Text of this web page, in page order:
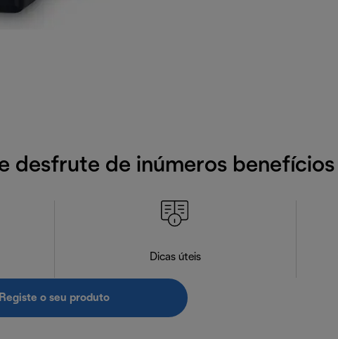
desfrute de inúmeros benefícios
Dicas úteis
Registe o seu produto